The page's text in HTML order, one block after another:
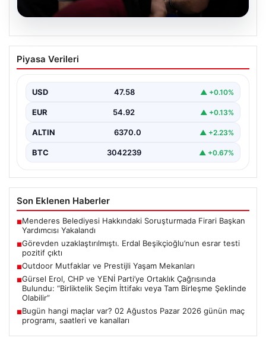
05.08.2026
Görevden uzaklaştırılmıştı. Erdal
Beşikçioğlu’nun esrar testi pozitif çıktı
ve Soruşturmalarda Güncel Gelişmeler", "content":
"Ankara'da CHP'li…
Piyasa Verileri
USD 47.58 ▲ +0.10%
EUR 54.92 ▲ +0.13%
ALTIN 6370.0 ▲ +2.23%
BTC 3042239 ▲ +0.67%
Son Eklenen Haberler
■Menderes Belediyesi Hakkındaki Soruşturmada Firari Başkan
Yardımcısı Yakalandı
■Görevden uzaklaştırılmıştı. Erdal Beşikçioğlu’nun esrar testi
pozitif çıktı
■Outdoor Mutfaklar ve Prestijli Yaşam Mekanları
■Gürsel Erol, CHP ve YENİ Parti’ye Ortaklık Çağrısında
Bulundu: “Birliktelik Seçim İttifakı veya Tam Birleşme Şeklinde
Olabilir”
■Bugün hangi maçlar var? 02 Ağustos Pazar 2026 günün maç
programı, saatleri ve kanalları